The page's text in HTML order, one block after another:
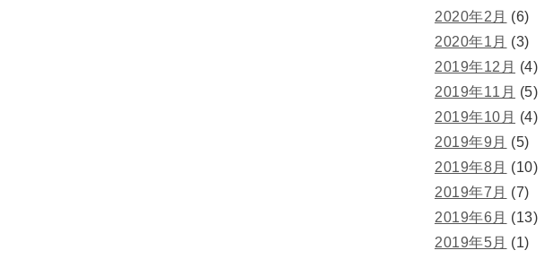
2020年2月 (6)
2020年1月 (3)
2019年12月 (4)
2019年11月 (5)
2019年10月 (4)
2019年9月 (5)
2019年8月 (10)
2019年7月 (7)
2019年6月 (13)
2019年5月 (1)